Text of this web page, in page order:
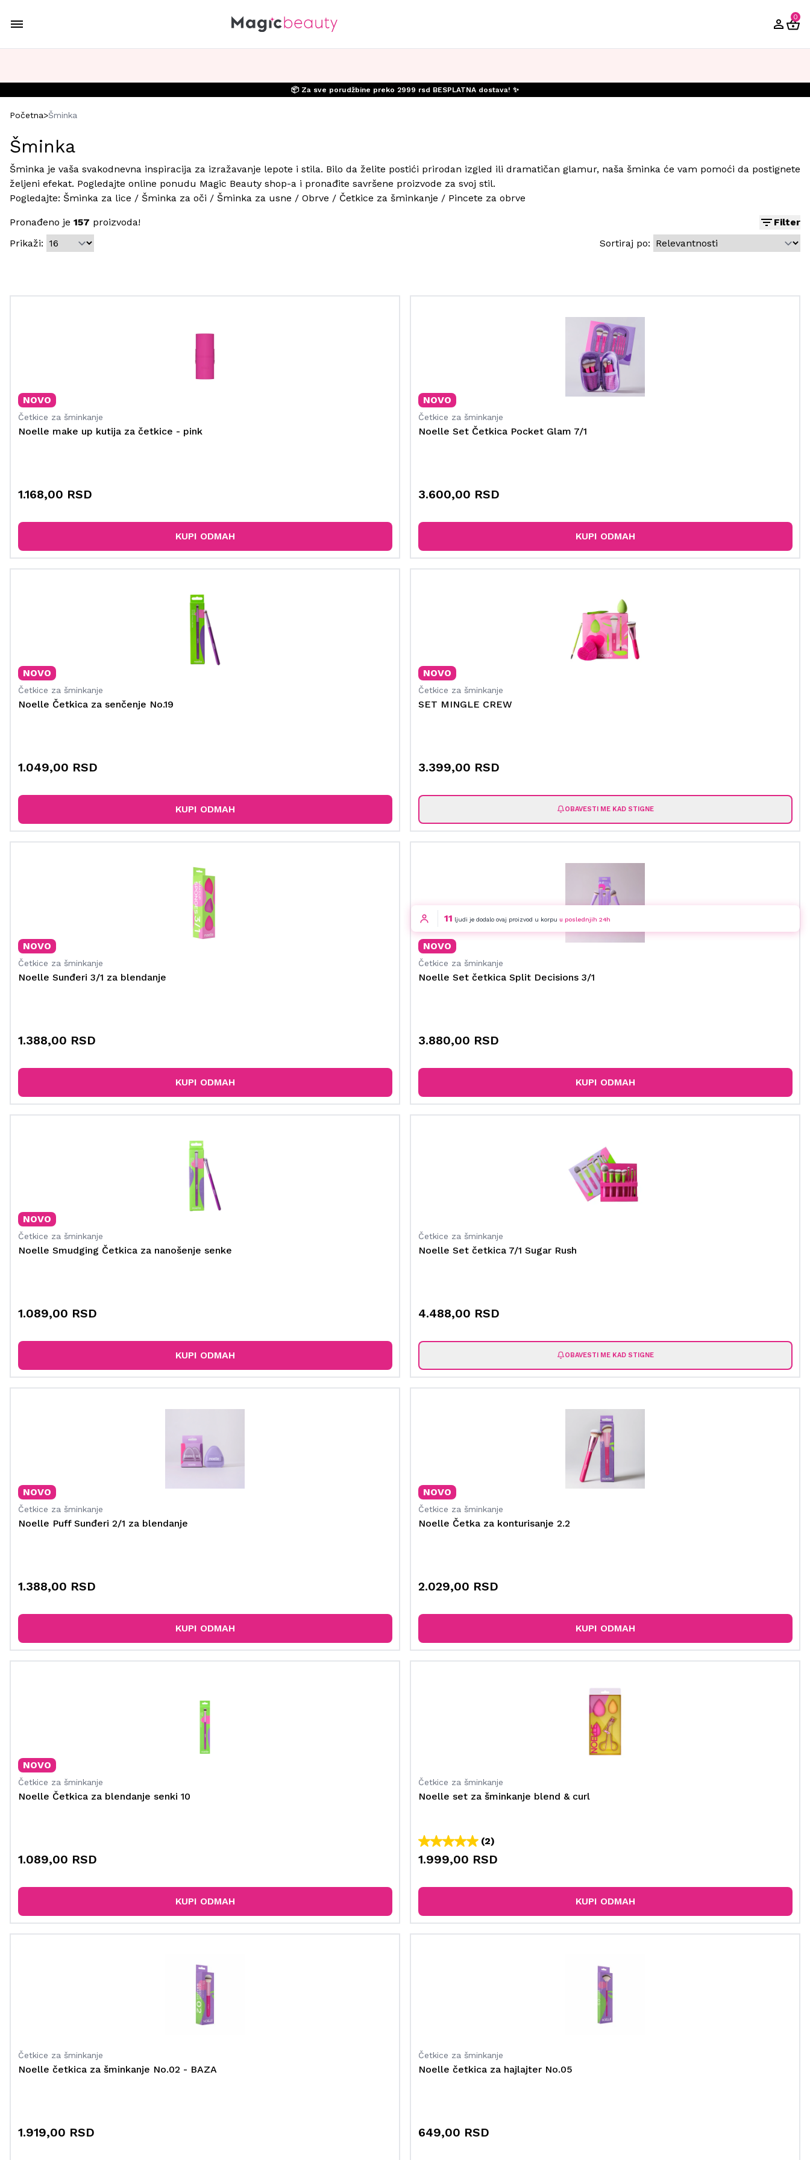
0
📦 Za sve porudžbine preko 2999 rsd BESPLATNA dostava! ✨
Početna>Šminka
Šminka
Šminka je vaša svakodnevna inspiracija za izražavanje lepote i stila. Bilo da želite postići prirodan izgled ili dramatičan glamur, naša šminka će vam pomoći da postignete
željeni efekat. Pogledajte online ponudu Magic Beauty shop-a i pronađite savršene proizvode za svoj stil.
Pogledajte: Šminka za lice / Šminka za oči / Šminka za usne / Obrve / Četkice za šminkanje / Pincete za obrve
Pronađeno je 157 proizvoda!
Filter
Prikaži:
Sortiraj po:
NOVO
Četkice za šminkanje
Noelle make up kutija za četkice - pink
1.168,00 RSD
KUPI ODMAH
NOVO
Četkice za šminkanje
Noelle Set Četkica Pocket Glam 7/1
3.600,00 RSD
KUPI ODMAH
NOVO
Četkice za šminkanje
Noelle Četkica za senčenje No.19
1.049,00 RSD
KUPI ODMAH
NOVO
Četkice za šminkanje
SET MINGLE CREW
3.399,00 RSD
OBAVESTI ME KAD STIGNE
NOVO
Četkice za šminkanje
Noelle Sunđeri 3/1 za blendanje
1.388,00 RSD
KUPI ODMAH
11 ljudi je dodalo ovaj proizvod u korpu u poslednjih 24h
NOVO
Četkice za šminkanje
Noelle Set četkica Split Decisions 3/1
3.880,00 RSD
KUPI ODMAH
NOVO
Četkice za šminkanje
Noelle Smudging Četkica za nanošenje senke
1.089,00 RSD
KUPI ODMAH
Četkice za šminkanje
Noelle Set četkica 7/1 Sugar Rush
4.488,00 RSD
OBAVESTI ME KAD STIGNE
NOVO
Četkice za šminkanje
Noelle Puff Sunđeri 2/1 za blendanje
1.388,00 RSD
KUPI ODMAH
NOVO
Četkice za šminkanje
Noelle Četka za konturisanje 2.2
2.029,00 RSD
KUPI ODMAH
NOVO
Četkice za šminkanje
Noelle Četkica za blendanje senki 10
1.089,00 RSD
KUPI ODMAH
Četkice za šminkanje
Noelle set za šminkanje blend & curl
(2)
1.999,00 RSD
KUPI ODMAH
Četkice za šminkanje
Noelle četkica za šminkanje No.02 - BAZA
1.919,00 RSD
Četkice za šminkanje
Noelle četkica za hajlajter No.05
649,00 RSD